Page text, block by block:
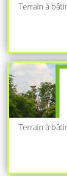
Terrain à
Terrain à